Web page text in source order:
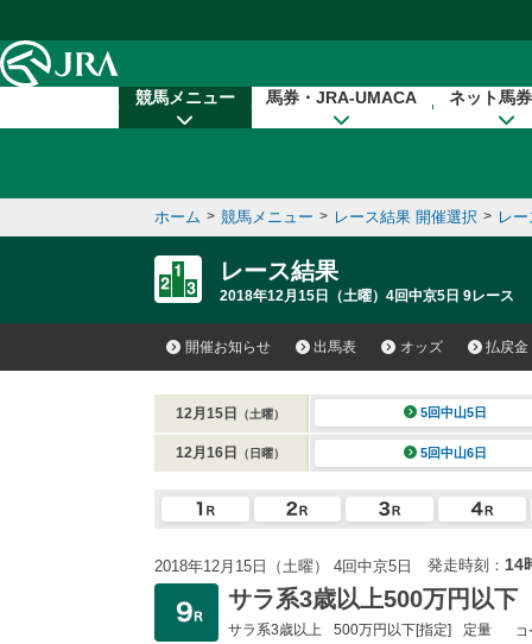
競馬メニュー 馬券・JRA-UMACA ネット馬
ホーム > 競馬メニュー > レース結果 開催選択 > レ
レース結果
2018年12月15日（土曜）4回中京5日 9レース
開催お知らせ 出馬表 オッズ 払戻金
12月15日 （土曜） 5回中山5日
12月16日 （日曜） 5回中山6日
2018年12月15日（土曜） 4回中京5日 発走時刻： 14
サラ系3歳以上500万円以下
サラ系3歳以上 500万円以下[指定] 定量